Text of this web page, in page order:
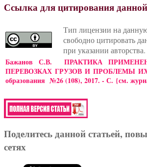
Ссылка для цитирования
Тип лицензии на
свободно цитировать
при указании авторства.
Бажанов С.В. ПРАКТИКА
ПЕРЕВОЗКАХ ГРУЗОВ И ПРОБЛЕМЫ ИХ
образования №26 (108), 2017. - С. {см.
Поделитесь данной статьей,
сетях